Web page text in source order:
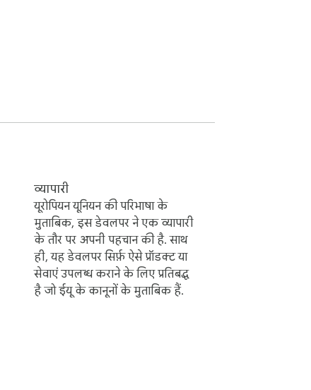
व्यापारी
यूरोपियन यूनियन की परिभाषा के
मुताबिक, इस डेवलपर ने एक व्यापारी
के तौर पर अपनी पहचान की है. साथ
ही, यह डेवलपर सिर्फ़ ऐसे प्रॉडक्ट या
सेवाएं उपलब्ध कराने के लिए प्रतिबद्ध
है जो ईयू के कानूनों के मुताबिक हैं.